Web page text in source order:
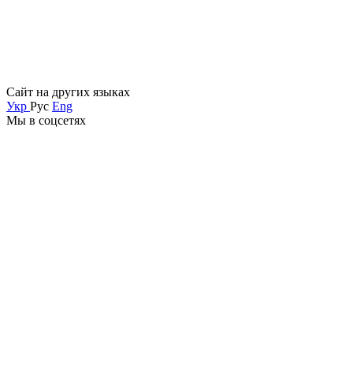
Сайт на других языках
Укр Рус Eng
Мы в соцсетях